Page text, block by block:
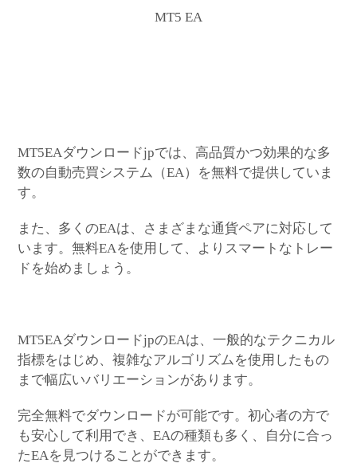
MT5 EA
MT5EAダウンロードjpでは、高品質かつ効果的な多
数の自動売買システム（EA）を無料で提供していま
す。
また、多くのEAは、さまざまな通貨ペアに対応して
います。無料EAを使用して、よりスマートなトレー
ドを始めましょう。
MT5EAダウンロードjpのEAは、一般的なテクニカル
指標をはじめ、複雑なアルゴリズムを使用したもの
まで幅広いバリエーションがあります。
完全無料でダウンロードが可能です。初心者の方で
も安心して利用でき、EAの種類も多く、自分に合っ
たEAを見つけることができます。